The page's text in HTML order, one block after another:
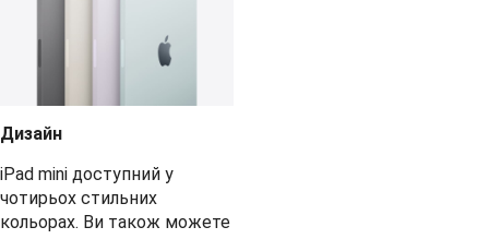
Дизайн
iPad mini доступний у
чотирьох стильних
кольорах. Ви також можете